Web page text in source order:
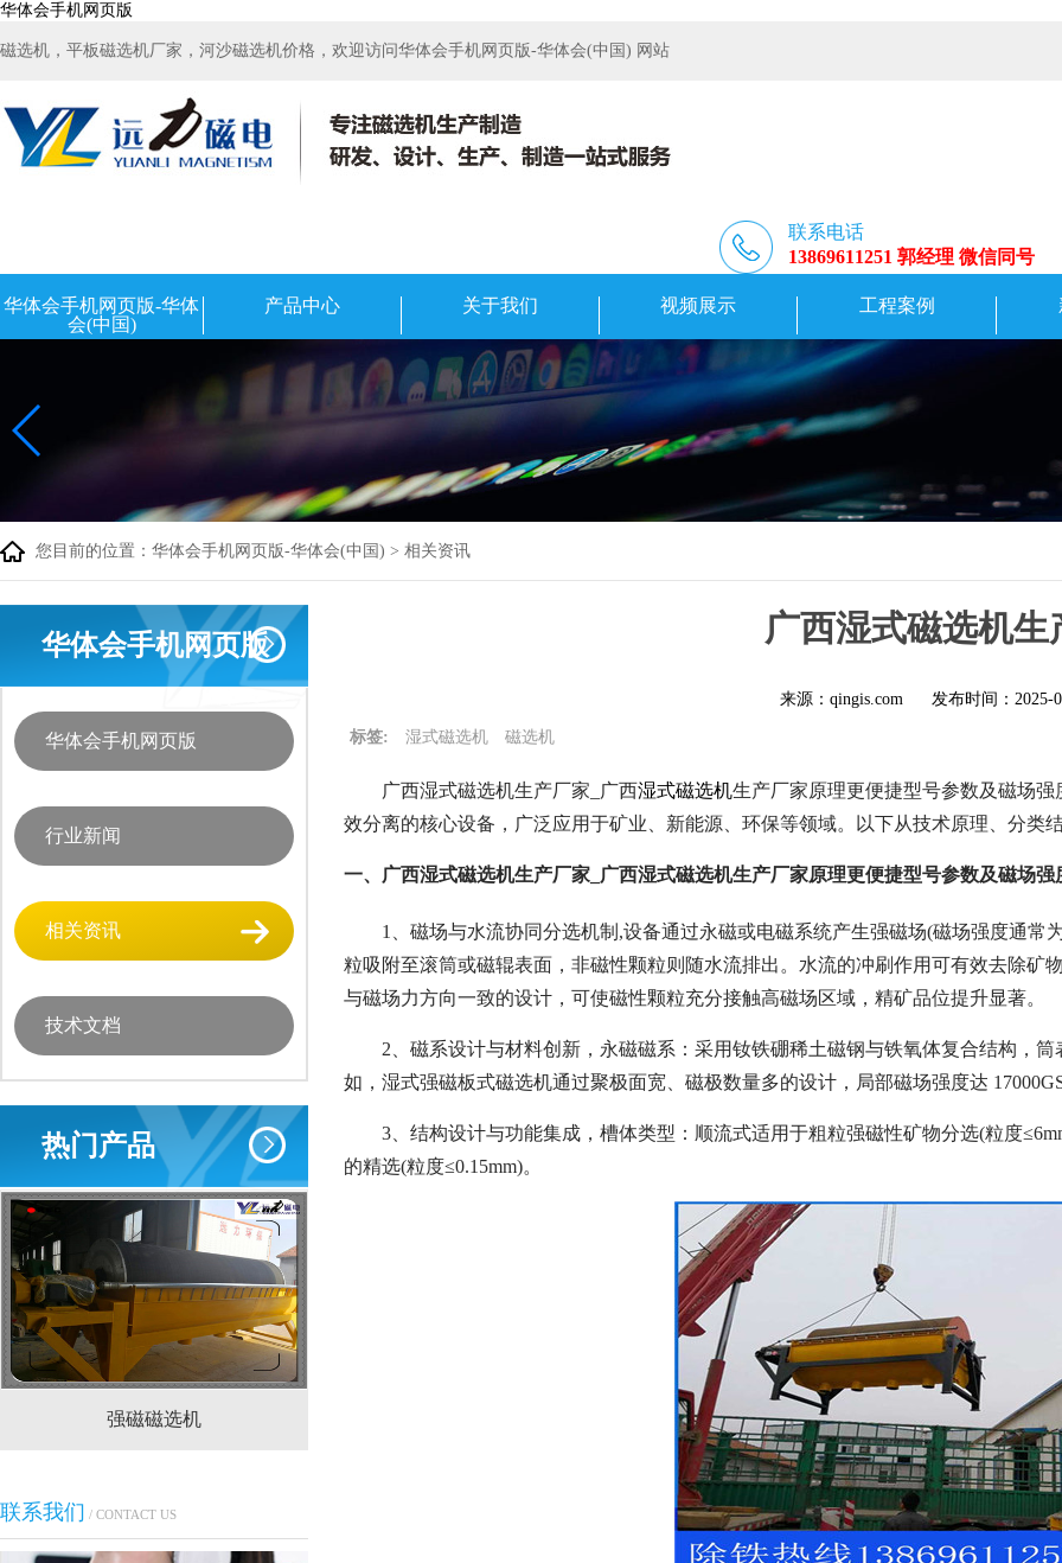
华体会手机网页版
磁选机，平板磁选机厂家，河沙磁选机价格，欢迎访问华体会手机网页版-华体会(中国) 网站
联系电话
13869611251 郭经理 微信同号
华体会手机网页版-华体
会(中国)
产品中心 关于我们 视频展示 工程案例
您目前的位置： 华体会手机网页版-华体会(中国) > 相关资讯
华体会手机网页版
华体会手机网页版
行业新闻
相关资讯
技术文档
热门产品
强磁磁选机 稀土永磁辊式强磁选机 RCT系
联系我们 / CONTACT US
广西湿式磁选机生
来源：qingis.com 发布时间： 2025-
标签: 湿式磁选机 磁选机
广西湿式磁选机生产厂家_广西湿式磁选机生产厂家原理更便捷型号参数及磁场
效分离的核心设备，广泛应用于矿业、新能源、环保等领域。以下从技术原理、分类
一、广西湿式磁选机生产厂家_广西湿式磁选机生产厂家原理更便捷型号参数及磁场
1、磁场与水流协同分选机制,设备通过永磁或电磁系统产生强磁场(磁场强度通常
粒吸附至滚筒或磁辊表面，非磁性颗粒则随水流排出。水流的冲刷作用可有效去除矿
与磁场力方向一致的设计，可使磁性颗粒充分接触高磁场区域，精矿品位提升显著。
2、磁系设计与材料创新， 永磁磁系：采用钕铁硼稀土磁钢与铁氧体复合结构，
如，湿式强磁板式磁选机通过聚极面宽、磁极数量多的设计，局部磁场强度达
3、结构设计与功能集成， 槽体类型：顺流式适用于粗粒强磁性矿物分选(粒度
的精选(粒度≤0.15mm)。